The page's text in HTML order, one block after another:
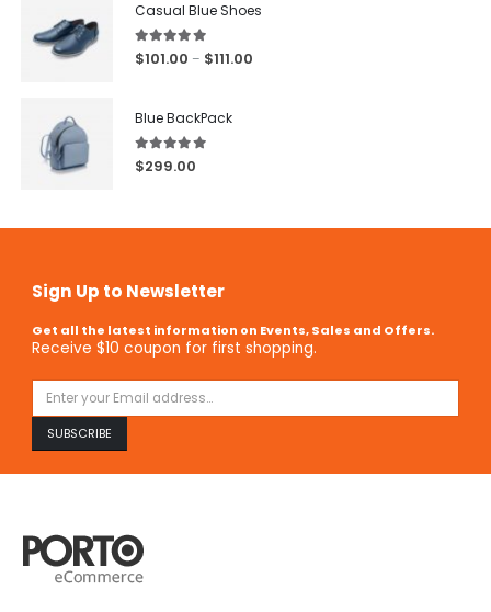
Casual Blue Shoes
5.00 out of 5
$101.00 – $111.00
Blue BackPack
5.00out of 5
$299.00
Sign Up to Newsletter
Get all the latest information on Events, Sales and Offers.
Receive $10 coupon for first shopping.